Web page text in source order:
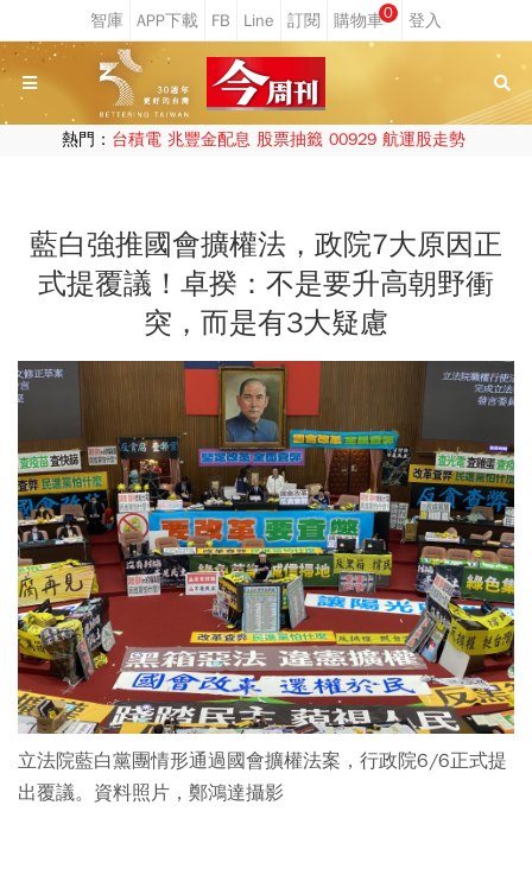
0
熱門： 台積電 兆豐金配息 股票抽籤 00929 航運股走勢
藍白強推國會擴權法，政院7大原因正
式提覆議！卓揆：不是要升高朝野衝
突，而是有3大疑慮
立法院藍白黨團情形通過國會擴權法案，行政院6/6正式提
出覆議。資料照片，鄭鴻達攝影